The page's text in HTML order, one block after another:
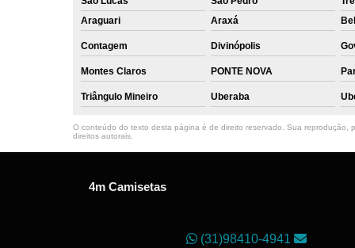
Araguari
Araxá
Contagem Divinópolis
Montes Claros PONTE NOVA
Triângulo Mineiro Uberaba
O conteúdo do texto desta página é de direito reservado. Sua reprodução,
direitos autorais
4m Camisetas
(31)98410-4941